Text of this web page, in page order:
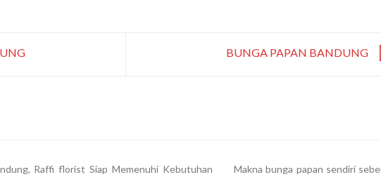
BUNGA PAPAN BANDUNG
Raffi florist Siap Memenuhi Kebutuhan
Makna bunga papan sendiri